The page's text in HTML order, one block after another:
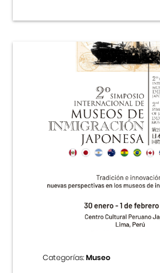
Categorías:Museo